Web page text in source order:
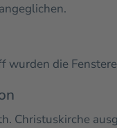
wurden die
Christuskirche